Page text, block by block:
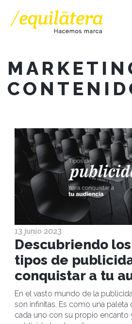
13 junio 2023
Descubriendo
tipos de
conquistar a tu
En el vasto mundo de la
son infinitas. Es como una paleta
cada uno con su propio encanto